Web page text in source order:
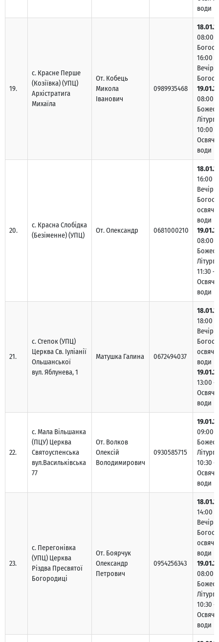
води
19.
с. Красне Перше
(Козіївка) (УПЦ)
Архістратига
Михаїла
От. Кобець
Микола
Іванович
0989935468
08:00 –
16:00 –
08:00 –
10:00 –
води
20.
с. Красна Слобідка
(Безіменне) (УПЦ)
От. Олександр 0681000210
16:00 –
води
08:00 –
11:30 –
води
21.
с. Степок (УПЦ)
Церква Св. Іуліанії
Ольшанської
вул. Яблунева, 1
Матушка Галина 0672494037
18:00 –
води
13:00 –
води
22.
с. Мала Вільшанка
(ПЦУ) Церква
Святоуспенська
вул.Васильківська
77
От. Волков
Олексій
Володимирович
0930585715
09:00 –
10:30 –
води
23.
с. Перегонівка
(УПЦ) Церква
Різдва Пресвятої
Богородиці
От. Боярчук
Олександр
Петрович
0954256343
14:00 –
води
08:00 –
10:30 –
води